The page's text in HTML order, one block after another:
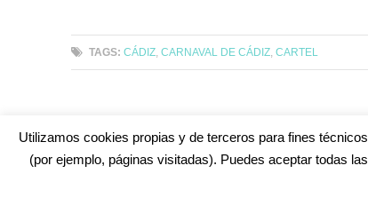
TAGS: CÁDIZ ,CARNAVAL DE CÁDIZ ,CARTEL
¿No encuentras alguna cosa? Echa un vistazo en
Utilizamos cookies propias y de terceros para fines
(por ejemplo, páginas visitadas). Puedes aceptar todas